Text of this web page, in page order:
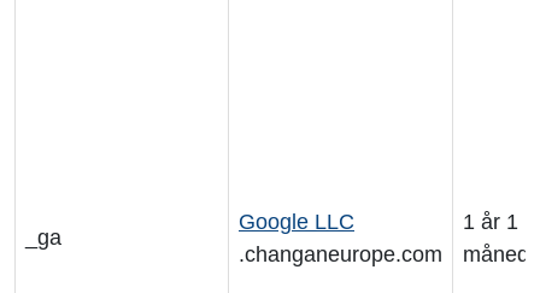
_ga
Google LLC
.changaneurope.com
1 år 1
måned